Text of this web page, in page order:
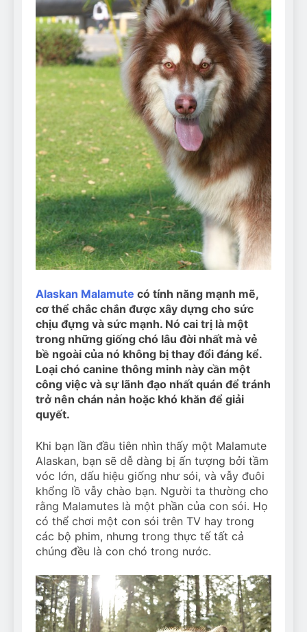
Can Bulldogs Play Fetch?
And How to Train Them!
7 Năm Ago
How Often Do I Need to
Groom My Bulldog
7 Năm Ago
Alaskan Malamute có tính năng mạnh mẽ,
cơ thể chắc chắn được xây dựng cho sức
chịu đựng và sức mạnh. Nó cai trị là một
trong những giống chó lâu đời nhất mà vẻ
bề ngoài của nó không bị thay đổi đáng kể.
Loại chó canine thông minh này cần một
công việc và sự lãnh đạo nhất quán để tránh
trở nên chán nản hoặc khó khăn để giải
quyết.
Khi bạn lần đầu tiên nhìn thấy một Malamute
Alaskan, bạn sẽ dễ dàng bị ấn tượng bởi tầm
vóc lớn, dấu hiệu giống như sói, và vẫy đuôi
khổng lồ vẫy chào bạn. Người ta thường cho
rằng Malamutes là một phần của con sói. Họ
có thể chơi một con sói trên TV hay trong
các bộ phim, nhưng trong thực tế tất cả
chúng đều là con chó trong nước.